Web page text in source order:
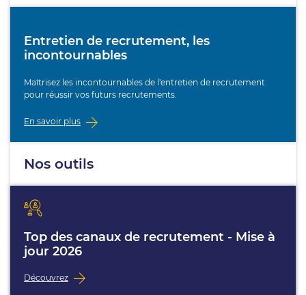
Entretien de recrutement, les
incontournables
Maîtrisez les incontournables de l'entretien de recrutement
pour réussir vos futurs recrutements.
En savoir plus
Nos outils
Top des canaux de recrutement - Mise à
jour 2026
Découvrez